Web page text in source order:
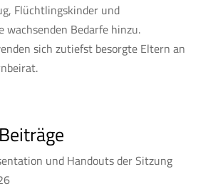
Flüchtlingskinder und
wachsenden Bedarfe hinzu.
sich zutiefst besorgte Eltern an
und Handouts der Sitzung